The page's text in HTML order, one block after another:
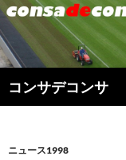
コンサデコンサ
索
ン
ニュース1998